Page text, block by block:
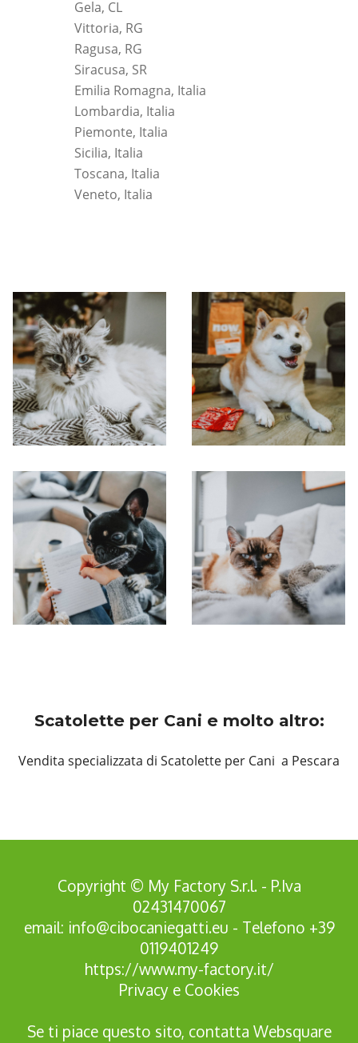
Gela, CL
Vittoria, RG
Ragusa, RG
Siracusa, SR
Emilia Romagna, Italia
Lombardia, Italia
Piemonte, Italia
Sicilia, Italia
Toscana, Italia
Veneto, Italia
Scatolette per Cani e molto altro:
Vendita specializzata di Scatolette per Cani a Pescara
Copyright © My Factory S.r.l. - P.Iva
02431470067
email: info@cibocaniegatti.eu - Telefono +39
0119401249
https://www.my-factory.it/
Privacy e Cookies
Se ti piace questo sito, contatta Websquare